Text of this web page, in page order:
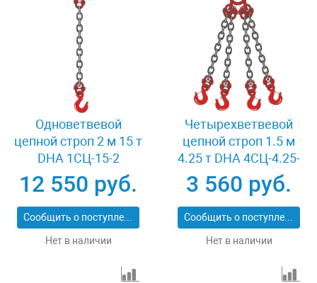
Одноветвевой
цепной строп 2 м 15 т
DHA 1СЦ-15-2
12 550 руб.
Сообщить о поступлении
Нет в наличии
Четырехветвевой
цепной строп 1.5 м
4.25 т DHA 4СЦ-4.25-
1.5
3 560 руб.
Сообщить о поступлении
Нет в наличии